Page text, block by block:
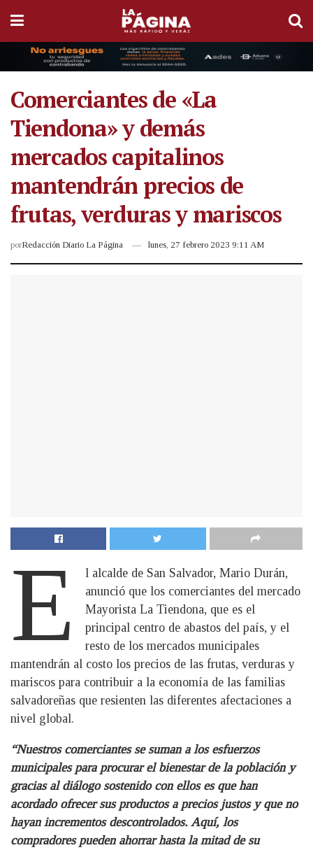
Comerciantes de «La
Tiendona» y demás
mercados capitalinos
mantendrán precios de
frutas, verduras y mariscos
porRedacción Diario La Página lunes, 27 febrero 2023 9:11 AM
E
l alcalde de San Salvador, Mario Durán,
anunció que los comerciantes del mercado
Mayorista La Tiendona, que es el
principal centro de abastos del país, y el
resto de los mercados municipales
mantendrán al costo los precios de las frutas, verduras y
mariscos para contribuir a la economía de las familias
salvadoreñas que resienten las diferentes afectaciones a
nivel global.
“Nuestros comerciantes se suman a los esfuerzos
municipales para procurar el bienestar de la población y
gracias al diálogo sostenido con ellos es que han
acordado ofrecer sus productos a precios justos y que no
hayan incrementos descontrolados. Aquí, los
compradores pueden ahorrar hasta la mitad de su